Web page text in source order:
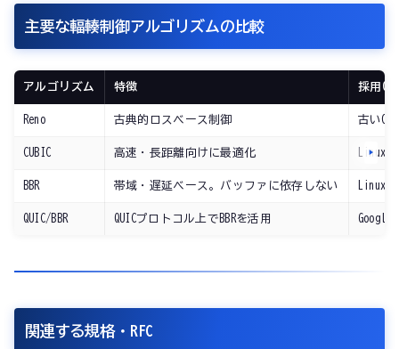
主要な輻輳制御アルゴリズムの比較
アルゴリズム 特徴 採用OS
Reno 古典的ロスベース制御 古いOS
CUBIC 高速・長距離向けに最適化 Linux
BBR 帯域・遅延ベース。バッファに依存しない Linux
QUIC/BBR QUICプロトコル上でBBRを活用
関連する規格・RFC